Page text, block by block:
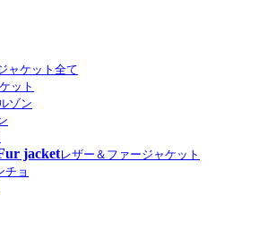
ャケット全て
ット
ゾン
jacketレザー＆ファージャケット
チョ